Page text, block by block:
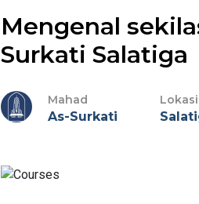
Mengenal
Surkati Salatiga
Mahad
As-Surkati
Lokasi